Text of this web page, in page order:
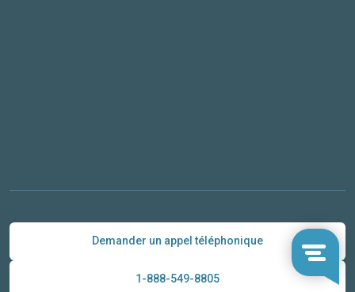
Demander un appel téléphonique
1-888-549-8805